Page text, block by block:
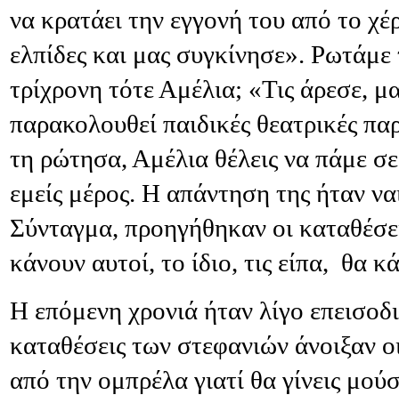
να κρατάει την εγγονή του από το
ελπίδες και μας συγκίνησε».
τρίχρονη τότε Αμέλια; «Τις άρεσε,
παρακολουθεί παιδικές θεατρικές
τη ρώτησα, Αμέλια θέλεις να πάμε
εμείς μέρος. Η απάντηση της ήταν
Σύνταγμα, προηγήθηκαν οι
κάνουν αυτοί, το ίδιο, τις είπα, θα
Η επόμενη χρονιά ήταν λίγο
καταθέσεις των στεφανιών
από την ομπρέλα γιατί θα γίνεις